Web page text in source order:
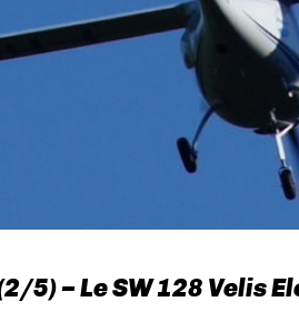
5) – Le SW 128 Velis